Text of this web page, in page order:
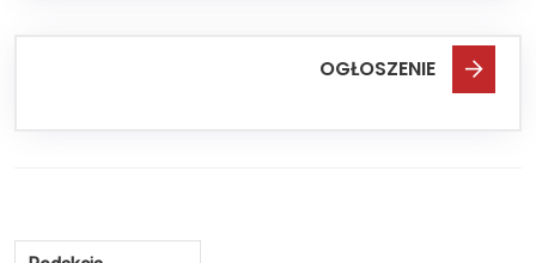
OGŁOSZENIE